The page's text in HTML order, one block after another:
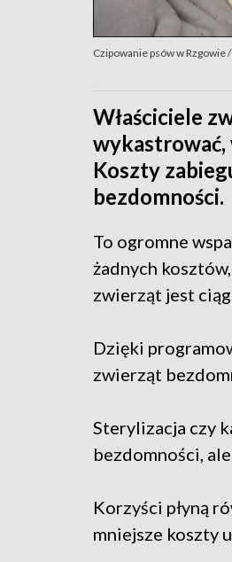
Czipowanie psów w Rzgowie
Właściciele
wykastrować,
Koszty
bezdomności.
To ogromne
żadnych
zwierząt jest
Dzięki
zwierząt
Sterylizacja czy
bezdomności,
Korzyści płyną
mniejsze koszty